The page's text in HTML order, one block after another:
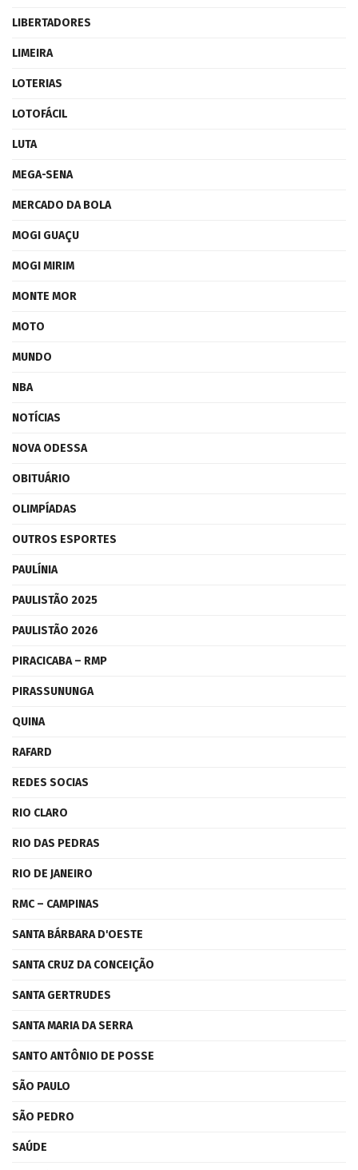
LIBERTADORES
LIMEIRA
LOTERIAS
LOTOFÁCIL
LUTA
MEGA-SENA
MERCADO DA BOLA
MOGI GUAÇU
MOGI MIRIM
MONTE MOR
MOTO
MUNDO
NBA
NOTÍCIAS
NOVA ODESSA
OBITUÁRIO
OLIMPÍADAS
OUTROS ESPORTES
PAULÍNIA
PAULISTÃO 2025
PAULISTÃO 2026
PIRACICABA – RMP
PIRASSUNUNGA
QUINA
RAFARD
REDES SOCIAS
RIO CLARO
RIO DAS PEDRAS
RIO DE JANEIRO
RMC – CAMPINAS
SANTA BÁRBARA D'OESTE
SANTA CRUZ DA CONCEIÇÃO
SANTA GERTRUDES
SANTA MARIA DA SERRA
SANTO ANTÔNIO DE POSSE
SÃO PAULO
SÃO PEDRO
SAÚDE